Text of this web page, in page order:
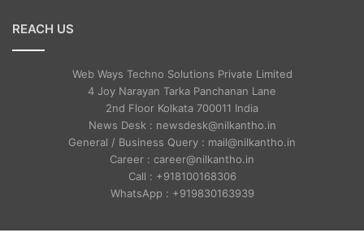
REACH US
Web Ways Techno Solutions Private Limited
4 Joy Narayan Tarka Panchanan Lane
2nd Floor Kolkata 700011 India
News Desk : newsdesk@nilkantho.in
General / Business Query : mail@nilkantho.in
Career : career@nilkantho.in
Call : +918100168306
WhatsApp : +919830163939